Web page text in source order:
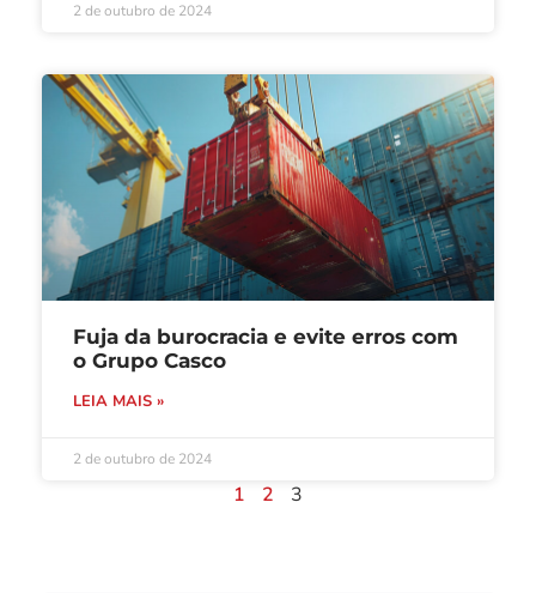
2 de outubro de 2024
Fuja da burocracia e evite erros com
o Grupo Casco
LEIA MAIS »
2 de outubro de 2024
1 2 3